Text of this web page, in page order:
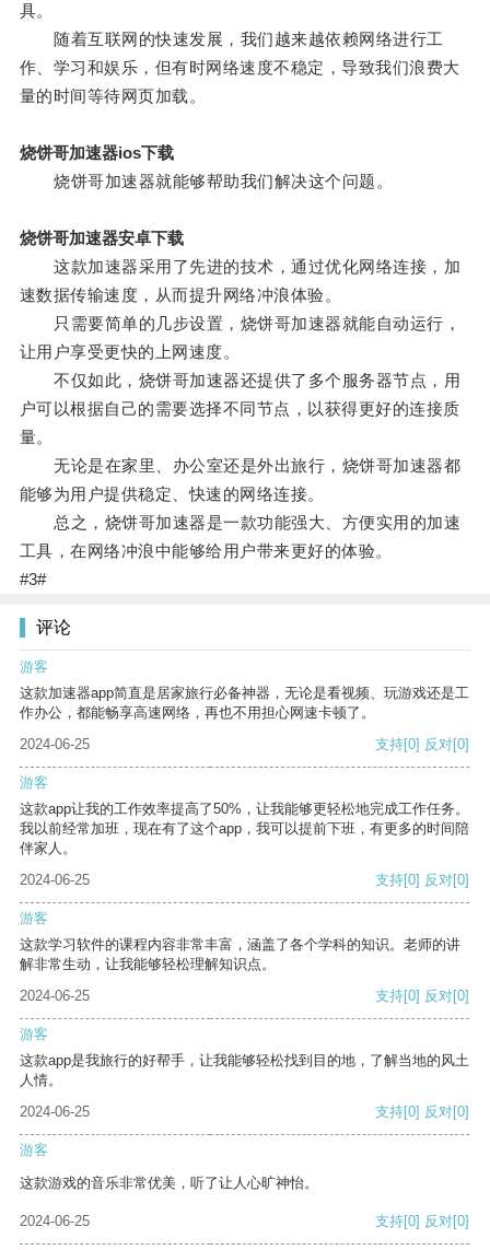
具。
随着互联网的快速发展，我们越来越依赖网络进行工
作、学习和娱乐，但有时网络速度不稳定，导致我们浪费大
量的时间等待网页加载。
烧饼哥加速器ios下载
烧饼哥加速器就能够帮助我们解决这个问题。
烧饼哥加速器安卓下载
这款加速器采用了先进的技术，通过优化网络连接，加
速数据传输速度，从而提升网络冲浪体验。
只需要简单的几步设置，烧饼哥加速器就能自动运行，
让用户享受更快的上网速度。
不仅如此，烧饼哥加速器还提供了多个服务器节点，用
户可以根据自己的需要选择不同节点，以获得更好的连接质
量。
无论是在家里、办公室还是外出旅行，烧饼哥加速器都
能够为用户提供稳定、快速的网络连接。
总之，烧饼哥加速器是一款功能强大、方便实用的加速
工具，在网络冲浪中能够给用户带来更好的体验。
#3#
评论
游客
这款加速器app简直是居家旅行必备神器，无论是看视频、玩游戏还是工
作办公，都能畅享高速网络，再也不用担心网速卡顿了。
2024-06-25
支持[0] 反对[0]
游客
这款app让我的工作效率提高了50%，让我能够更轻松地完成工作任务。
我以前经常加班，现在有了这个app，我可以提前下班，有更多的时间陪
伴家人。
2024-06-25
支持[0] 反对[0]
游客
这款学习软件的课程内容非常丰富，涵盖了各个学科的知识。老师的讲
解非常生动，让我能够轻松理解知识点。
2024-06-25
支持[0] 反对[0]
游客
这款app是我旅行的好帮手，让我能够轻松找到目的地，了解当地的风土
人情。
2024-06-25
支持[0] 反对[0]
游客
这款游戏的音乐非常优美，听了让人心旷神怡。
2024-06-25 支持[0] 反对[0]